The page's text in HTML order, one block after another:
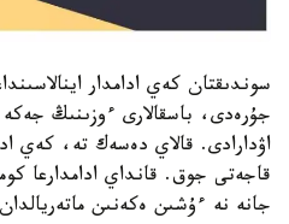
سوندىقتان كەي ادامدار
جۇرەدى، باسقالارى ءوزىنىڭ جەكە
اۋدارادى. قالاي دەسەك تە، كەي
قاجەتى جوق. قانداي ادامدارعا
جانە نە ءۇشىن ەكەنىن